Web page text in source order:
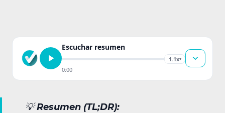
Escuchar resumen
1.1x▾
0:00
💡Resumen (TL;DR):